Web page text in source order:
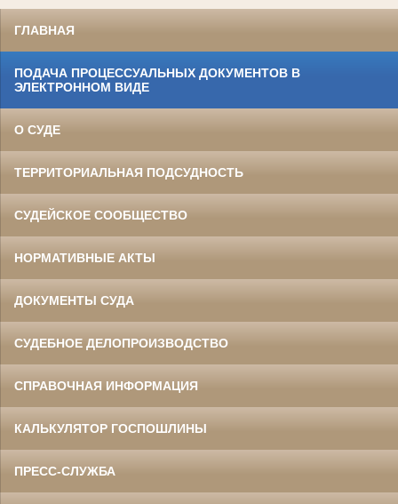
ГЛАВНАЯ
ПОДАЧА ПРОЦЕССУАЛЬНЫХ ДОКУМЕНТОВ В
ЭЛЕКТРОННОМ ВИДЕ
О СУДЕ
ТЕРРИТОРИАЛЬНАЯ ПОДСУДНОСТЬ
СУДЕЙСКОЕ СООБЩЕСТВО
НОРМАТИВНЫЕ АКТЫ
ДОКУМЕНТЫ СУДА
СУДЕБНОЕ ДЕЛОПРОИЗВОДСТВО
СПРАВОЧНАЯ ИНФОРМАЦИЯ
КАЛЬКУЛЯТОР ГОСПОШЛИНЫ
ПРЕСС-СЛУЖБА